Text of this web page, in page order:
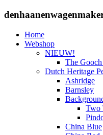
Home
Webshop
NIEUW!
The
Dutch Heritage
Ashridge
Barnsley
Two
China Blue